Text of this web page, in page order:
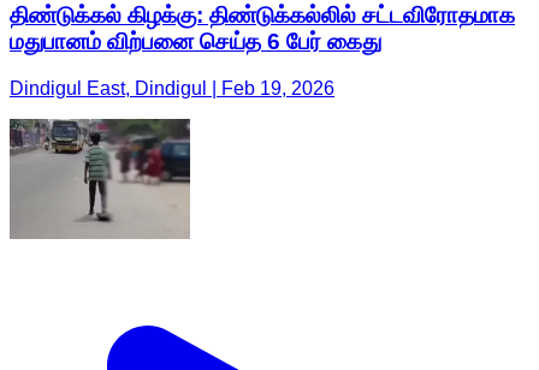
திண்டுக்கல் கிழக்கு: திண்டுக்கல்லில் சட்டவிரோதமாக
மதுபானம் விற்பனை செய்த 6 பேர் கைது
Dindigul East, Dindigul | Feb 19, 2026